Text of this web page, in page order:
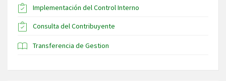
Implementación del Control Interno
Consulta del Contribuyente
Transferencia de Gestion